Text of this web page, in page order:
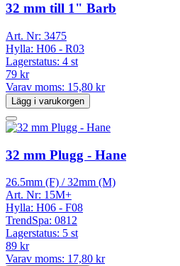
32 mm till 1" Barb
Art. Nr: 3475
Hylla: H06 - R03
Lagerstatus: 4 st
79 kr
Varav moms: 15,80 kr
Lägg i varukorgen
32 mm Plugg - Hane
26.5mm (F) / 32mm (M)
Art. Nr: 15M+
Hylla: H06 - F08
TrendSpa: 0812
Lagerstatus: 5 st
89 kr
Varav moms: 17,80 kr